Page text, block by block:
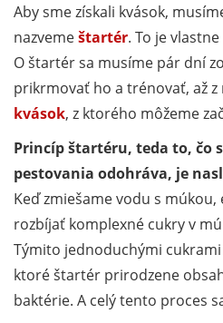
Aby sme získali kvások,
nazvemeštartér. To je
O štartér sa musíme pár dní
prikrmovať ho a trénovať, až
kvások, z ktorého môžeme
Princíp štartéru, teda to, čo
pestovania odohráva, je
Keď zmiešame vodu s múkou,
rozbíjať komplexné cukry v
Týmito jednoduchými
ktoré štartér prirodzene
baktérie. A celý tento proces